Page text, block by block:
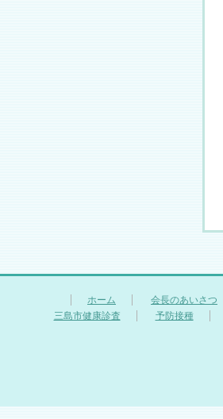
ホーム 会長のあいさつ
三島市健康診査
予防接種